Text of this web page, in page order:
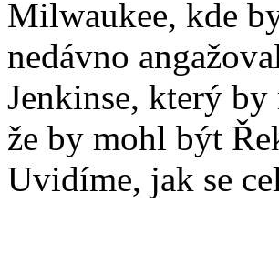
Milwaukee, kde
nedávno
Jenkinse, který by
že by mohl být
Uvidíme, jak se